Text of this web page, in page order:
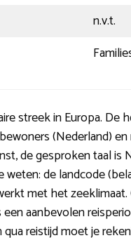
n.v.t.
streek in Europa.
(Nederland)
de gesproken taal is
de landcode
met het zeeklimaat.
aanbevolen
reistijd moet je